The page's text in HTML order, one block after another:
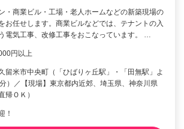
・商業ビル・工場・老人ホームなどの新築現場の
お任せします。商業ビルなどでは、テナントの入
電気工事、改修工事をおこなっています。 …
円以上
留米市中央町（「ひばりヶ丘駅」・「田無駅」よ
）／【現場】東京都内近郊、埼玉県、神奈川県
帰ＯＫ）
！